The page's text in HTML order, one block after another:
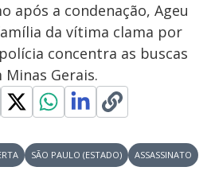
após a condenação, Ageu
da vítima clama por
concentra as buscas
Gerais.
SÃO PAULO (ESTADO) ASSASSINATO